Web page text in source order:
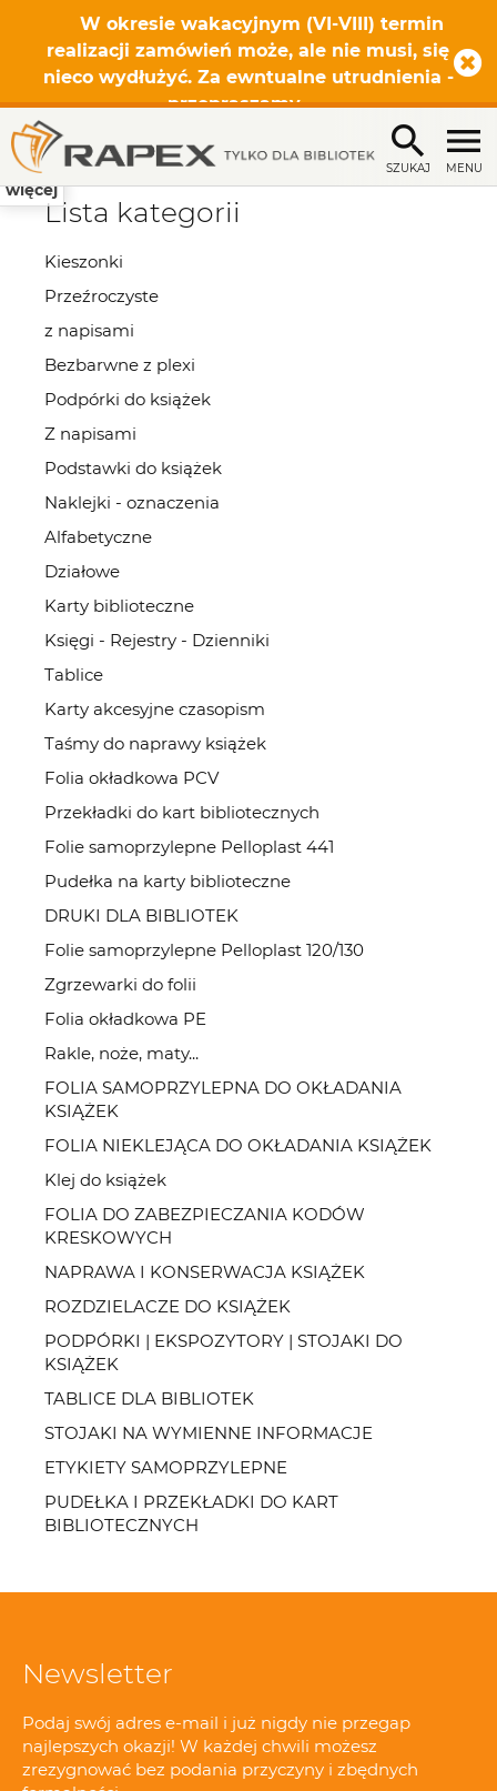
W okresie wakacyjnym (VI-VIII) termin
realizacji zamówień może, ale nie musi, się
nieco wydłużyć. Za ewntualne utrudnienia -
przepraszamy.
MENU
SZUKAJ
więcej
Lista kategorii
Kieszonki
Przeźroczyste
z napisami
Bezbarwne z plexi
Podpórki do książek
Z napisami
Podstawki do książek
Naklejki - oznaczenia
Alfabetyczne
Działowe
Karty biblioteczne
Księgi - Rejestry - Dzienniki
Tablice
Karty akcesyjne czasopism
Taśmy do naprawy książek
Folia okładkowa PCV
Przekładki do kart bibliotecznych
Folie samoprzylepne Pelloplast 441
Pudełka na karty biblioteczne
DRUKI DLA BIBLIOTEK
Folie samoprzylepne Pelloplast 120/130
Zgrzewarki do folii
Folia okładkowa PE
Rakle, noże, maty...
FOLIA SAMOPRZYLEPNA DO OKŁADANIA
KSIĄŻEK
FOLIA NIEKLEJĄCA DO OKŁADANIA KSIĄŻEK
Klej do książek
FOLIA DO ZABEZPIECZANIA KODÓW
KRESKOWYCH
NAPRAWA I KONSERWACJA KSIĄŻEK
ROZDZIELACZE DO KSIĄŻEK
PODPÓRKI | EKSPOZYTORY | STOJAKI DO
KSIĄŻEK
TABLICE DLA BIBLIOTEK
STOJAKI NA WYMIENNE INFORMACJE
ETYKIETY SAMOPRZYLEPNE
PUDEŁKA I PRZEKŁADKI DO KART
BIBLIOTECZNYCH
Newsletter
Podaj swój adres e-mail i już nigdy nie przegap
najlepszych okazji! W każdej chwili możesz
zrezygnować bez podania przyczyny i zbędnych